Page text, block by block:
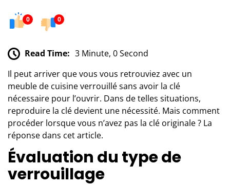
0 0
Read Time: 3 Minute, 0 Second
Il peut arriver que vous vous retrouviez avec un
meuble de cuisine verrouillé sans avoir la clé
nécessaire pour l’ouvrir. Dans de telles situations,
reproduire la clé devient une nécessité. Mais comment
procéder lorsque vous n’avez pas la clé originale ? La
réponse dans cet article.
Évaluation du type de
verrouillage